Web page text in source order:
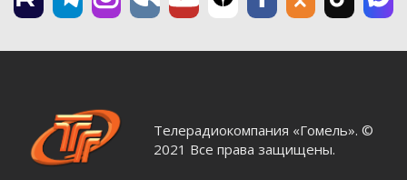
Телерадиокомпания «Гомель». ©
2021 Все права защищены.